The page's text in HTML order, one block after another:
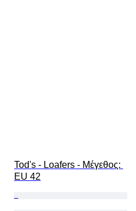
Tod's - Loafers - Mέγεθος:
EU 42